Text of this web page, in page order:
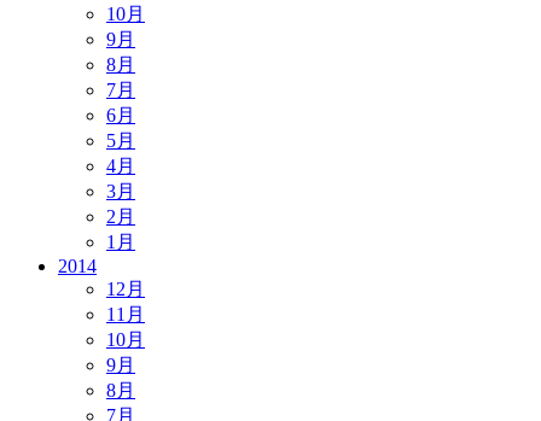
10月
9月
8月
7月
6月
5月
4月
3月
2月
1月
2014
12月
11月
10月
9月
8月
7月